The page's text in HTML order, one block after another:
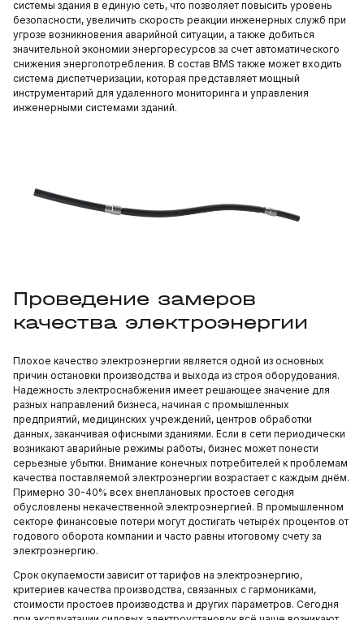
системы здания в единую сеть, что позволяет повысить уровень
безопасности, увеличить скорость реакции инженерных служб при
угрозе возникновения аварийной ситуации, а также добиться
значительной экономии энергоресурсов за счет автоматического
снижения энергопотребления. В состав BMS также может входить
система диспетчеризации, которая представляет мощный
инструментарий для удаленного мониторинга и управления
инженерными системами зданий.
Проведение замеров
качества электроэнергии
Плохое качество электроэнергии является одной из основных
причин остановки производства и выхода из строя оборудования.
Надежность электроснабжения имеет решающее значение для
разных направлений бизнеса, начиная с промышленных
предприятий, медицинских учреждений, центров обработки
данных, заканчивая офисными зданиями. Если в сети периодически
возникают аварийные режимы работы, бизнес может понести
серьезные убытки. Внимание конечных потребителей к проблемам
качества поставляемой электроэнергии возрастает с каждым днём.
Примерно 30-40% всех внеплановых простоев сегодня
обусловлены некачественной электроэнергией. В промышленном
секторе финансовые потери могут достигать четырёх процентов от
годового оборота компании и часто равны итоговому счету за
электроэнергию.
Срок окупаемости зависит от тарифов на электроэнергию,
критериев качества производства, связанных с гармониками,
стоимости простоев производства и других параметров. Сегодня